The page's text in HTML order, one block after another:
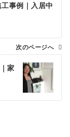
事例｜入居中
次のページへ
家